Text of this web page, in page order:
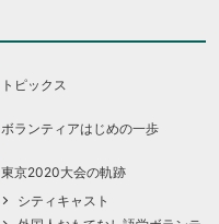
トピックス
ボランティアはじめの一歩
東京2020大会の軌跡
シティキャスト